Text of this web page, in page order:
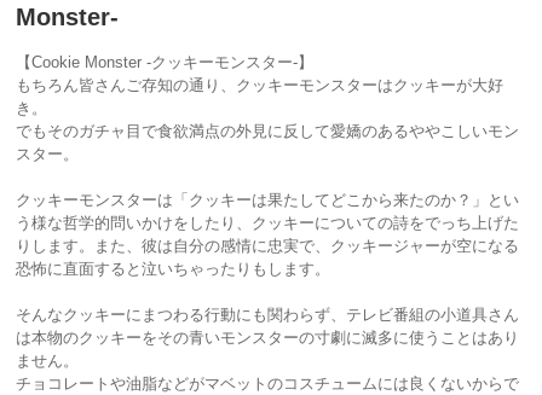
Monster-
【Cookie Monster -クッキーモンスター-】
もちろん皆さんご存知の通り、クッキーモンスターはクッキーが大好
き。
でもそのガチャ目で食欲満点の外見に反して愛嬌のあるややこしいモン
スター。
クッキーモンスターは「クッキーは果たしてどこから来たのか？」とい
う様な哲学的問いかけをしたり、クッキーについての詩をでっち上げた
りします。また、彼は自分の感情に忠実で、クッキージャーが空になる
恐怖に直面すると泣いちゃったりもします。
そんなクッキーにまつわる行動にも関わらず、テレビ番組の小道具さん
は本物のクッキーをその青いモンスターの寸劇に滅多に使うことはあり
ません。
チョコレートや油脂などがマベットのコスチュームには良くないからで